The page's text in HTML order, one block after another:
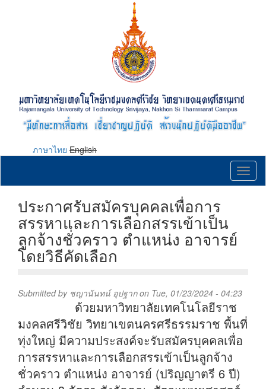
ภาษาไทย English
ประกาศรับสมัครบุคคลเพื่อการ
สรรหาและการเลือกสรรเข้าเป็น
ลูกจ้างชั่วคราว ตำแหน่ง อาจารย์
โดยวิธีคัดเลือก
Submitted by ชญานันทน์ อุปฐากon Tue, 01/23/2024 - 04:23
ด้วยมหาวิทยาลัยเทคโนโลยีราช
มงคลศรีวิชัย วิทยาเขตนครศรีธรรมราช พื้นที่
ทุ่งใหญ่ มีความประสงค์จะรับสมัครบุคคลเพื่อ
การสรรหาและการเลือกสรรเข้าเป็นลูกจ้าง
ชั่วคราว ตำแหน่ง อาจารย์ (ปริญญาตรี 6 ปี)